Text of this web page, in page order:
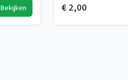
Bekijken € 2,00